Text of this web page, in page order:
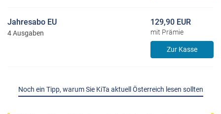
Jahresabo EU
4 Ausgaben
129,90 EUR
mit Prämie
Zur Kasse
Noch ein Tipp, warum Sie KiTa aktuell Österreich lesen sollten